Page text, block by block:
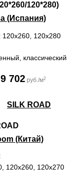
120*280)
(Испания)
120x260, 120x280
классический
9 702 руб./м2
(Китай)
120x260, 120x270